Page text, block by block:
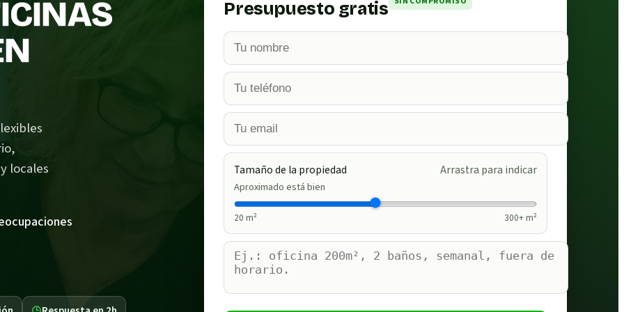
locales
Presupuesto gratis
Tamaño de la propiedad Arrastra para indicar
Aproximado está bien
20 m² 300+ m²